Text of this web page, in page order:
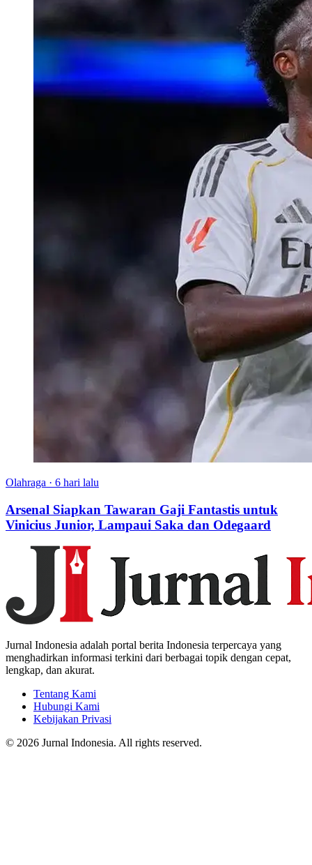
Olahraga · 6 hari lalu
Arsenal Siapkan Tawaran Gaji Fantastis untuk
Vinicius Junior, Lampaui Saka dan Odegaard
Jurnal Indonesia adalah portal berita Indonesia terpercaya yang
menghadirkan informasi terkini dari berbagai topik dengan cepat,
lengkap, dan akurat.
Tentang Kami
Hubungi Kami
Kebijakan Privasi
© 2026 Jurnal Indonesia. All rights reserved.